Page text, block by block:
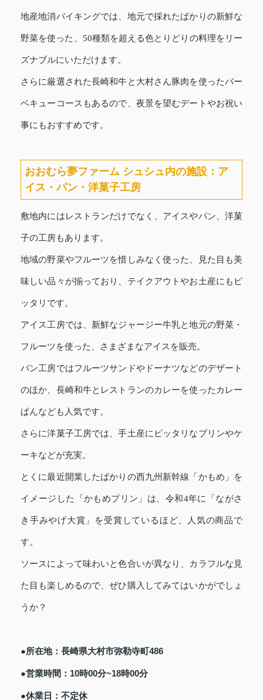
地産地消バイキングでは、地元で採れたばかりの新鮮な
野菜を使った、50種類を超える色とりどりの料理をリー
ズナブルにいただけます。
さらに厳選された長崎和牛と大村さん豚肉を使ったバー
ベキューコースもあるので、夜景を望むデートやお祝い
事にもおすすめです。
おおむら夢ファーム シュシュ内の施設：ア
イス・パン・洋菓子工房
敷地内にはレストランだけでなく、アイスやパン、洋菓
子の工房もあります。
地域の野菜やフルーツを惜しみなく使った、見た目も美
味しい品々が揃っており、テイクアウトやお土産にもピ
ッタリです。
アイス工房では、新鮮なジャージー牛乳と地元の野菜・
フルーツを使った、さまざまなアイスを販売。
パン工房ではフルーツサンドやドーナツなどのデザート
のほか、長崎和牛とレストランのカレーを使ったカレー
ぱんなども人気です。
さらに洋菓子工房では、手土産にピッタリなプリンやケ
ーキなどが充実。
とくに最近開業したばかりの西九州新幹線「かもめ」を
イメージした「かもめプリン」は、令和4年に「ながさ
き手みやげ大賞」を受賞しているほど、人気の商品で
す。
ソースによって味わいと色合いが異なり、カラフルな見
た目も楽しめるので、ぜひ購入してみてはいかがでしょ
うか？
●所在地：長崎県大村市弥勒寺町486
●営業時間：10時00分~18時00分
●休業日：不定休